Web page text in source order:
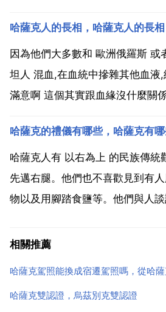
語屬阿爾泰語系中的突厥語族，是
全球哈薩克人所使用的語言，與
語言相當接近...
哈薩克人的長相，哈薩克人的長
因為他們大多數和 歐洲俄羅斯 或
坦人 混血,在血統中摻雜其他血液
滿意啊 這個其實跟血緣沒什麼關
比朝鮮跟韓國，但其實都很漂亮
尚定義是向歐洲看齊的 這邊就看
哈薩克人有 以右為上 的民族傳統
先邁右腿。他們也不喜歡見到有
物以及用腳踏食鹽等。他們與人
和賓客，則右手按胸，躬身施禮
相關推薦
哈薩克雙認證，烏茲別克雙認證